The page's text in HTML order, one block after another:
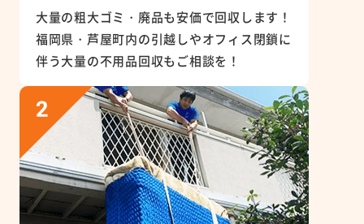
大量の粗大ゴミ・廃品も安価で回収します！
福岡県・芦屋町内の引越しやオフィス閉鎖に
伴う大量の不用品回収もご相談を！